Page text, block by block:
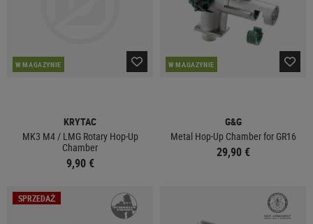
W MAGAZYNIE
KRYTAC
MK3 M4 / LMG Rotary Hop-Up
Chamber
9,90 €
W MAGAZYNIE
G&G
Metal Hop-Up Chamber for GR16
29,90 €
SPRZEDAŻ